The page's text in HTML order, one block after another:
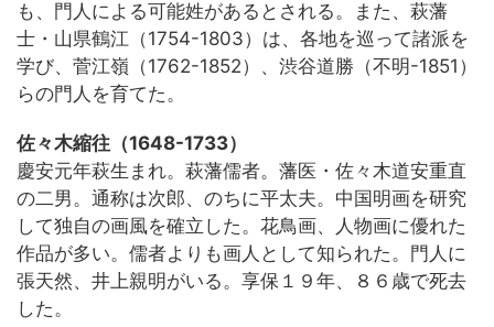
も、門人による可能姓があるとされる。また、萩藩
士・山県鶴江（1754-1803）は、各地を巡って諸派を
学び、菅江嶺（1762-1852）、渋谷道勝（不明-1851）
らの門人を育てた。
佐々木縮往（1648-1733）
慶安元年萩生まれ。萩藩儒者。藩医・佐々木道安重直
の二男。通称は次郎、のちに平太夫。中国明画を研究
して独自の画風を確立した。花鳥画、人物画に優れた
作品が多い。儒者よりも画人として知られた。門人に
張天然、井上親明がいる。享保１９年、８６歳で死去
した。